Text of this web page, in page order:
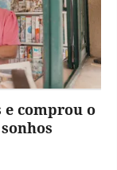
e comprou o